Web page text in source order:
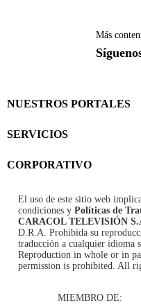
Más
NUESTROS PORTALES
SERVICIOS
CORPORATIVO
El uso de este sitio web
condiciones y Políticas de
CARACOL TELEVISIÓN
D.R.A. Prohibida su
traducción a cualquier idioma
Reproduction in whole or in
permission is prohibited. All
MIEMBRO DE: